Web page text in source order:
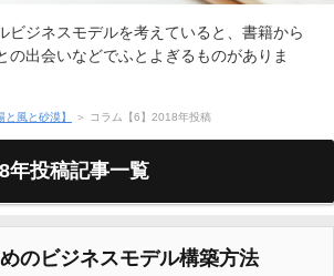
ビジネスモデルを考えていると、書籍から
の出会いなどでふとよぎるものがありま
と風と砂漠】 ＞ コラム【6】2018年投稿
年投稿記事一覧
のビジネスモデル構築方法